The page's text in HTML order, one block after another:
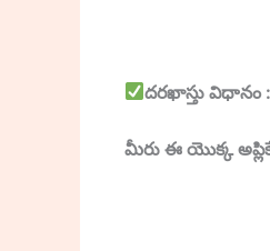
దరఖాస్తు విధానం :
మీరు ఈ యొక్క